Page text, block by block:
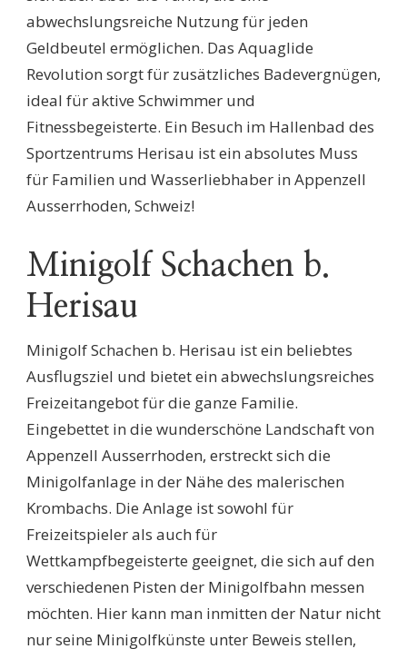
abwechslungsreiche Nutzung für jeden
Geldbeutel ermöglichen. Das Aquaglide
Revolution sorgt für zusätzliches Badevergnügen,
ideal für aktive Schwimmer und
Fitnessbegeisterte. Ein Besuch im Hallenbad des
Sportzentrums Herisau ist ein absolutes Muss
für Familien und Wasserliebhaber in Appenzell
Ausserrhoden, Schweiz!
Minigolf Schachen b.
Herisau
Minigolf Schachen b. Herisau ist ein beliebtes
Ausflugsziel und bietet ein abwechslungsreiches
Freizeitangebot für die ganze Familie.
Eingebettet in die wunderschöne Landschaft von
Appenzell Ausserrhoden, erstreckt sich die
Minigolfanlage in der Nähe des malerischen
Krombachs. Die Anlage ist sowohl für
Freizeitspieler als auch für
Wettkampfbegeisterte geeignet, die sich auf den
verschiedenen Pisten der Minigolfbahn messen
möchten. Hier kann man inmitten der Natur nicht
nur seine Minigolfkünste unter Beweis stellen,